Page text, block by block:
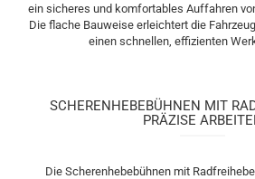
ein sicheres und komfortables Auffahren
Die flache Bauweise erleichtert die
einen schnellen, effizienten
SCHERENHEBEBÜHNEN MIT
PRÄZISE
Die Scherenhebebühnen mit